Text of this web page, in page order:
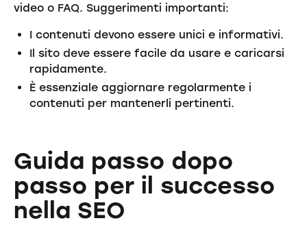
video o FAQ. Suggerimenti importanti:
I contenuti devono essere unici e informativi.
Il sito deve essere facile da usare e caricarsi
rapidamente.
È essenziale aggiornare regolarmente i
contenuti per mantenerli pertinenti.
Guida passo dopo
passo per il successo
nella SEO